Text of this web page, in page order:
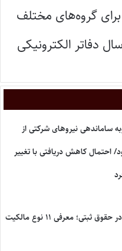
برای گروه‌های مختلف
دفاتر الکترونیکی
ساماندهی نیروهای شرکتی از
احتمال کاهش دریافتی با تغییر
انواع مالکیت املاک در حقوق ثبتی؛ معرفی ۱۱ نوع مالکیت